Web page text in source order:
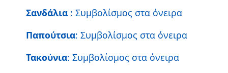
Σανδάλια : Συμβολίσμος στα όνειρα
Παπούτσια: Συμβολίσμος στα όνειρα
Τακούνια: Συμβολίσμος στα όνειρα